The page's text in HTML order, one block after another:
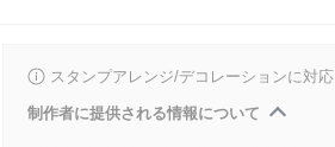
スタンプアレンジ/デコレーションに対応
制作者に提供される情報について